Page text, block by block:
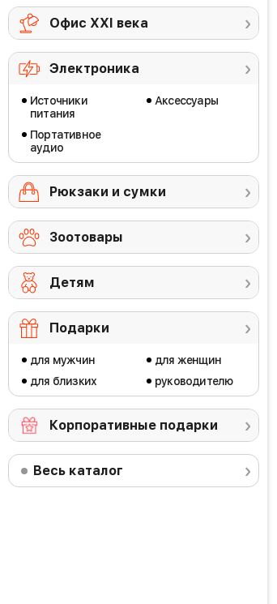
Офис ХХI века
Электроника
Источники
питания
Портативное
аудио
Аксессуары
Рюкзаки и сумки
Зоотовары
Детям
Подарки
для мужчин
для близких
для женщин
руководителю
Корпоративные подарки
Весь каталог